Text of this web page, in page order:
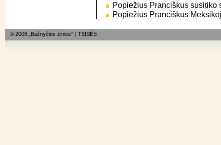
Popiežius Pranciškus susitiko
Popiežius Pranciškus
© 2008 „Bažnyčios žinios“ | TEISĖS